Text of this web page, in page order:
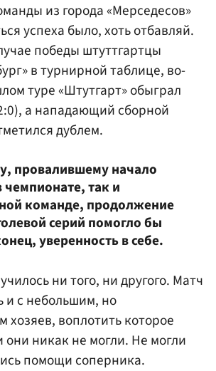
из города «Мерседесов»
успеха было, хоть отбавляй.
победы штуттгартцы
в турнирной таблице, во-
туре «Штутгарт» обыграл
а нападающий сборной
дублем.
провалившему начало
чемпионате, так и
команде, продолжение
серий помогло бы
уверенность в себе.
ни того, ни другого. Матч
и с небольшим, но
хозяев, воплотить которое
они никак не могли. Не могли
помощи соперника.